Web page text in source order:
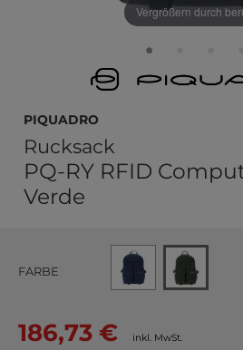
Vergrößern durch
PIQUADRO
Rucksack
PQ-RY RFID
Verde
FARBE
186,73 € inkl. MwSt.